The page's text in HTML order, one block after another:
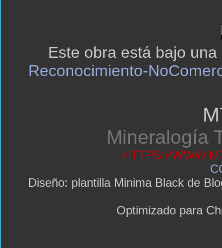
Este obra está bajo una
Reconocimiento-
Mineralogía
HTTPS://
Diseño: plantilla Minima Black de
Optimizado para